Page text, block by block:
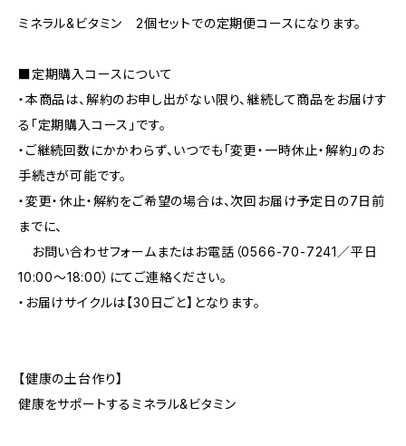
ミネラル&ビタミン 2個セットでの定期便コースになります。
■定期購入コースについて
・本商品は、解約のお申し出がない限り、継続して商品をお届けす
る「定期購入コース」です。
・ご継続回数にかかわらず、いつでも「変更・一時休止・解約」のお
手続きが可能です。
・変更・休止・解約をご希望の場合は、次回お届け予定日の7日前
までに、
お問い合わせフォームまたはお電話（0566-70-7241／平日
10:00～18:00）にてご連絡ください。
・お届けサイクルは【30日ごと】となります。
【健康の土台作り】
健康をサポートするミネラル&ビタミン